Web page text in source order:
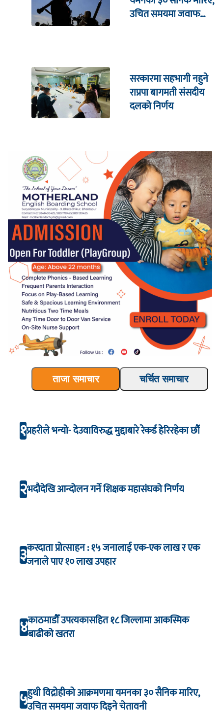
उचित समयमा जवाफ
सरकारमा सहभागी नहुने
राप्रपा बागमती संसदीय
दलको निर्णय
ताजा समाचार चर्चित समाचार
१प्रहरीले भन्यो- देउवाविरुद्ध मुद्दाबारे रेकर्ड हेरिरहेका छौँ
२भदौदेखि आन्दोलन गर्ने शिक्षक महासंघको निर्णय
३करदाता प्रोत्साहन : १५ जनालाई एक-एक लाख र एक
जनाले पाए १० लाख उपहार
४काठमाडौँ उपत्यकासहित १८ जिल्लामा आकस्मिक
बाढीको खतरा
५हुथी विद्रोहीको आक्रमणमा यमनका ३० सैनिक मारिए,
उचित समयमा जवाफ दिइने चेतावनी